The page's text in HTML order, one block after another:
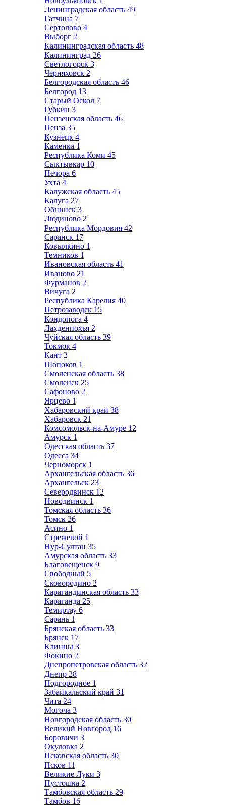
Ленинградская область 49
Гатчина 7
Сертолово 4
Выборг 2
Калининградская область 48
Калининград 26
Светлогорск 3
Черняховск 2
Белгородская область 46
Белгород 13
Старый Оскол 7
Губкин 3
Пензенская область 46
Пенза 35
Кузнецк 4
Каменка 1
Республика Коми 45
Сыктывкар 10
Печора 6
Ухта 4
Калужская область 45
Калуга 27
Обнинск 3
Людиново 2
Республика Мордовия 42
Саранск 17
Ковылкино 1
Темников 1
Ивановская область 41
Иваново 21
Фурманов 2
Вичуга 2
Республика Карелия 40
Петрозаводск 15
Кондопога 4
Лахденпохья 2
Чуйская область 39
Токмок 4
Кант 2
Шопоков 1
Смоленская область 38
Смоленск 25
Сафоново 2
Ярцево 1
Хабаровский край 38
Хабаровск 21
Комсомольск-на-Амуре 12
Амурск 1
Одесская область 37
Одесса 34
Черноморск 1
Архангельская область 36
Архангельск 23
Северодвинск 12
Новодвинск 1
Томская область 36
Томск 26
Асино 1
Стрежевой 1
Нур-Султан 35
Амурская область 33
Благовещенск 9
Свободный 5
Сковородино 2
Карагандинская область 33
Караганда 25
Темиртау 6
Сарань 1
Брянская область 33
Брянск 17
Клинцы 3
Фокино 2
Днепропетровская область 32
Днепр 28
Подгородное 1
Забайкальский край 31
Чита 24
Могоча 3
Новгородская область 30
Великий Новгород 16
Боровичи 3
Окуловка 2
Псковская область 30
Псков 11
Великие Луки 3
Пустошка 2
Тамбовская область 29
Тамбов 16